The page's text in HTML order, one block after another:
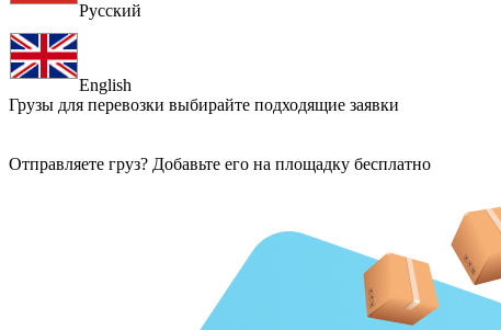
Русский
English
Грузы для перевозки выбирайте подходящие заявки
Отправляете груз? Добавьте его на площадку бесплатно